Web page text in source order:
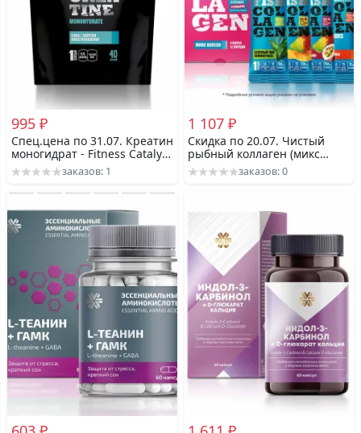
995 ₽
Спец.цена по 31.07. Креатин
моногидрат - Fitness Catalyst
200 гр
заказов: 1
1 107 ₽
Скидка по 20.07. Чистый
рыбный коллаген (микс
вкусов) Fitness Catalyst 12
саше
заказов: 0